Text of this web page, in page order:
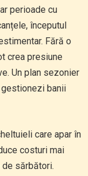
perioade cu
începutul
Fără o
crea presiune
Un plan sezonier
banii
care apar în
costuri mai
de sărbători.